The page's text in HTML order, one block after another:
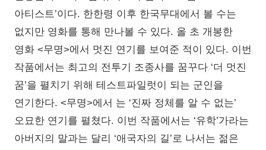
아티스트’이다. 한한령 이후 한국무대에서 볼 수는
없지만 영화를 통해 만나볼 수 있다. 올 초 개봉한
영화 <무명>에서 멋진 연기를 보여준 적이 있다. 이번
작품에서는 최고의 전투기 조종사를 꿈꾸다 ‘더 멋진
꿈’을 펼치기 위해 테스트파일럿이 되는 군인을
연기한다. <무명>에서 는 ‘진짜 정체를 알 수 없는’
오묘한 연기를 펼쳤다. 이번 작품에서는 ‘유학’가라는
아버지의 말과는 달리 ‘애국자의 길’로 나서는 젊은